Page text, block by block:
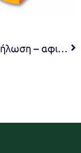
Εκδήλωση – αφιέρωμα στον Νίκο Καζαντζάκη